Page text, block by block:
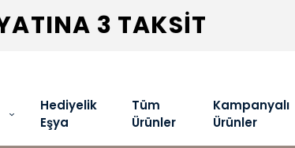
3 TAKSİT
Hediyelik
Eşya
Tüm
Ürünler
Kampanyalı
Ürünler